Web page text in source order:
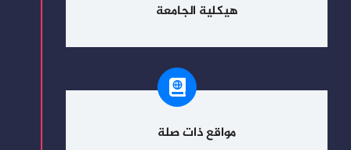
هيكلية الجامعة
مواقع ذات صلة